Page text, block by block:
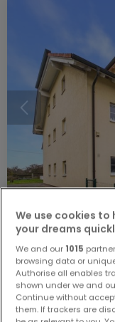
Wohnung 3
344.800 €
90 m² 3
We use cookies
your dreams
We and our 1015
browsing data or
Authorise all enables
shown under we and
Continue without
them. If trackers are